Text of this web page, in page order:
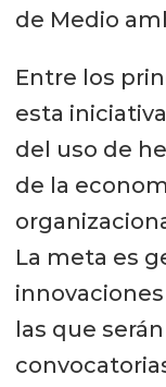
de Medio
Entre los
esta
del uso de
de la
La meta es
las que